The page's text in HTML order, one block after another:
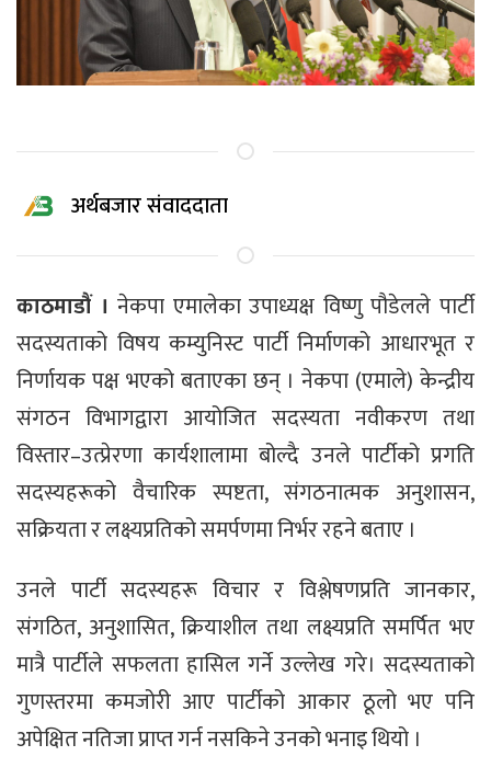
अर्थबजार संवाददाता
काठमाडौं । नेकपा एमालेका उपाध्यक्ष विष्णु पौडेलले पार्टी
सदस्यताको विषय कम्युनिस्ट पार्टी निर्माणको आधारभूत र
निर्णायक पक्ष भएको बताएका छन् । नेकपा (एमाले) केन्द्रीय
संगठन विभागद्वारा आयोजित सदस्यता नवीकरण तथा
विस्तार–उत्प्रेरणा कार्यशालामा बोल्दै उनले पार्टीको प्रगति
सदस्यहरूको वैचारिक स्पष्टता, संगठनात्मक अनुशासन,
सक्रियता र लक्ष्यप्रतिको समर्पणमा निर्भर रहने बताए ।
उनले पार्टी सदस्यहरू विचार र विश्लेषणप्रति जानकार,
संगठित, अनुशासित, क्रियाशील तथा लक्ष्यप्रति समर्पित भए
मात्रै पार्टीले सफलता हासिल गर्ने उल्लेख गरे। सदस्यताको
गुणस्तरमा कमजोरी आए पार्टीको आकार ठूलो भए पनि
अपेक्षित नतिजा प्राप्त गर्न नसकिने उनको भनाइ थियो ।